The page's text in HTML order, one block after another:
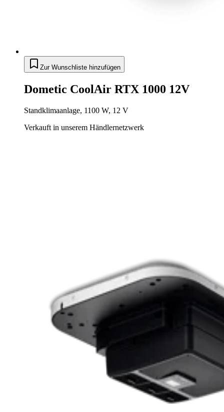
Zur Wunschliste hinzufügen
Dometic CoolAir RTX 1000 12V
Standklimaanlage, 1100 W, 12 V
Verkauft in unserem Händlernetzwerk